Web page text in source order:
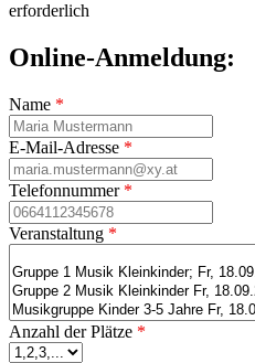
erforderlich
Online-Anmeldung:
Name *
E-Mail-Adresse *
Telefonnummer *
Veranstaltung *
Anzahl der Plätze *